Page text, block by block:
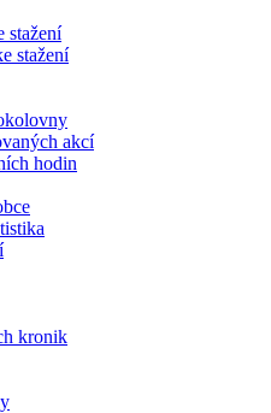
stažení
stažení
akcí
hodin
kronik